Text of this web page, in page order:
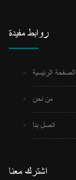
روابط مفيدة
الصفحة الرئيسية
من نحن
اتصل بنا
اشترك معنا